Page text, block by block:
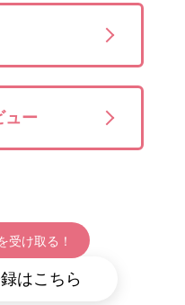
ュー
受け取る！
はこちら